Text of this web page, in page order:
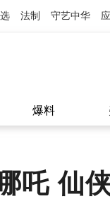
法制 守艺中华
爆料
吒 仙